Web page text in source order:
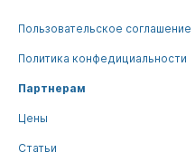
Пользовательское соглашение
Политика конфедициальности
Партнерам
Цены
Статьи